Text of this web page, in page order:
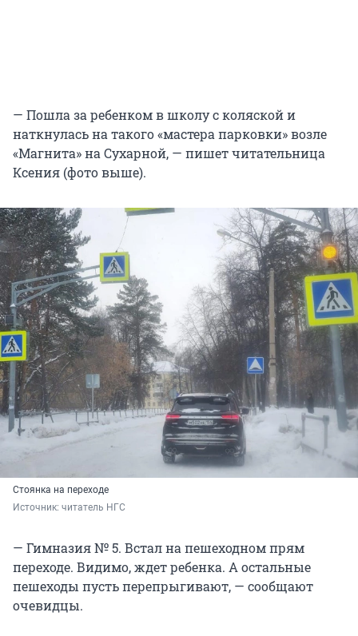
— Пошла за ребенком в школу с коляской и
наткнулась на такого «мастера парковки» возле
«Магнита» на Сухарной, — пишет читательница
Ксения (фото выше).
Стоянка на переходе
Источник: читатель НГС
— Гимназия № 5. Встал на пешеходном прям
переходе. Видимо, ждет ребенка. А остальные
пешеходы пусть перепрыгивают, — сообщают
очевидцы.